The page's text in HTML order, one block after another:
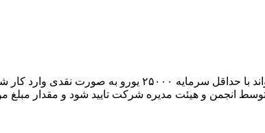
انجمن و هیئت مدیره شرکت تایید شود و مقدار مبلغ